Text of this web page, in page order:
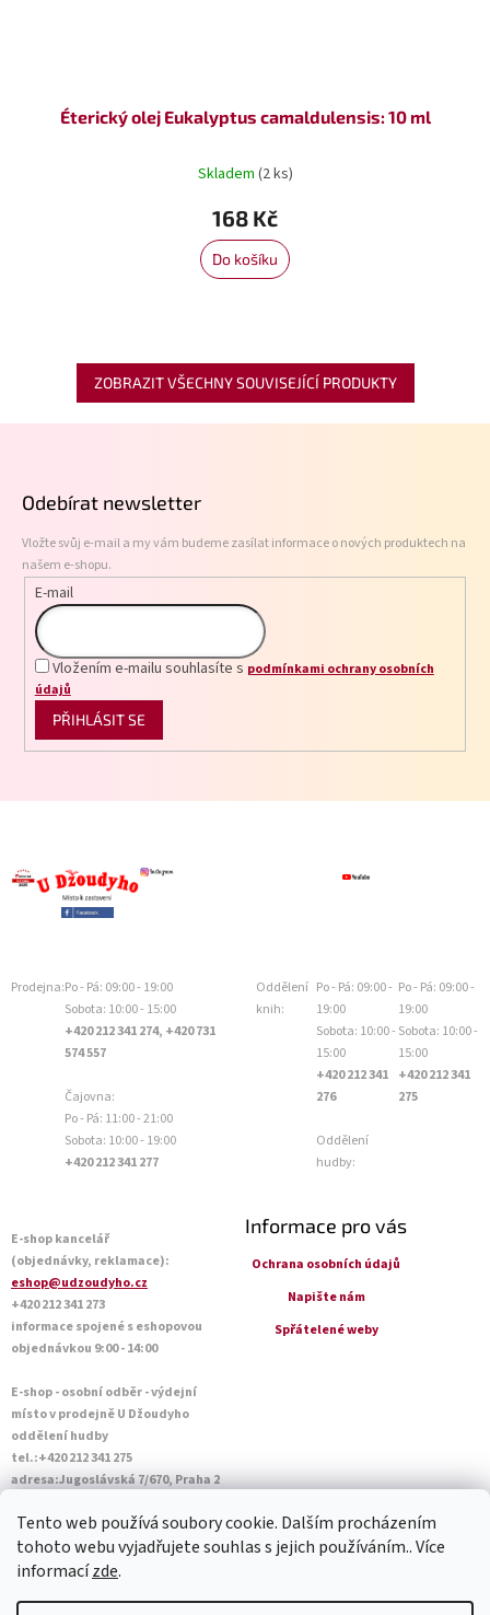
Tento web používá soubory cookie. Dalším procházením
tohoto webu vyjadřujete souhlas s jejich používáním.. Více
informacízde.
Éterický olej Eukalyptus camaldulensis: 10 ml
Skladem (2 ks)
168 Kč
Do košíku
ZOBRAZIT VŠECHNY SOUVISEJÍCÍ PRODUKTY
Odebírat newsletter
Vložte svůj e-mail a my vám budeme zasílat informace o nových produktech na
našem e-shopu.
E-mail
Vložením e-mailu souhlasíte s podmínkami ochrany osobních
údajů
PŘIHLÁSIT SE
Prodejna:Po - Pá: 09:00 - 19:00
Sobota: 10:00 - 15:00
+420 212 341 274, +420 731
574 557
Čajovna:
Po - Pá: 11:00 - 21:00
Sobota: 10:00 - 19:00
+420 212 341 277
Oddělení
knih:
Po - Pá: 09:00 -
19:00
Sobota: 10:00 -
15:00
+420 212 341
276
Oddělení
hudby:
Po - Pá: 09:00 -
19:00
Sobota: 10:00 -
15:00
+420 212 341
275
E-shop kancelář
(objednávky, reklamace):
eshop@udzoudyho.cz
+420 212 341 273
informace spojené s eshopovou
objednávkou 9:00 - 14:00
E-shop - osobní odběr - výdejní
místo v prodejně U Džoudyho
oddělení hudby
tel.:+420 212 341 275
adresa:Jugoslávská 7/670, Praha 2
Sobota: 10:00 - 14:45
Informace pro vás
Ochrana osobních údajů
Napište nám
Spřátelené weby